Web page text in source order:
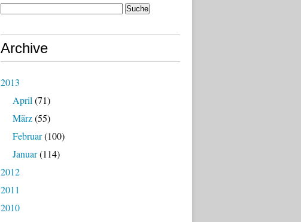
Archive
2013
April (71)
März(55)
Februar(100)
Januar(114)
2012
2011
2010